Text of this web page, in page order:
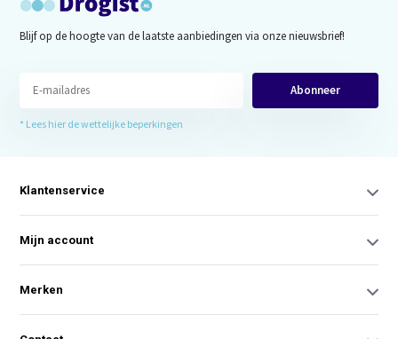
Blijf op de hoogte van de laatste aanbiedingen via onze nieuwsbrief!
Abonneer
* Lees hier de wettelijke beperkingen
Klantenservice
Mijn account
Merken